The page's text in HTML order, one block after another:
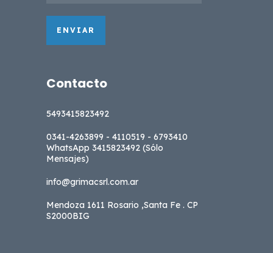
Contacto
5493415823492
0341-4263899 - 4110519 - 6793410
WhatsApp 3415823492 (Sólo
Mensajes)
info@grimacsrl.com.ar
Mendoza 1611 Rosario ,Santa Fe . CP
S2000BIG